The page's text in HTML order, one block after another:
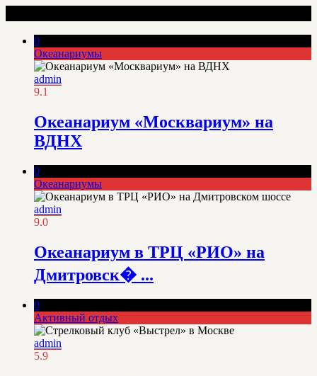
0
Океанариумы
admin
9.1
Океанариум «Москвариум» на
ВДНХ
0
Океанариумы
admin
9.0
Океанариум в ТРЦ «РИО» на
Дмитровск� ...
0
Активный отдых
admin
5.9